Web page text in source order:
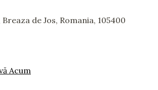
de Jos, Romania, 105400
Acum